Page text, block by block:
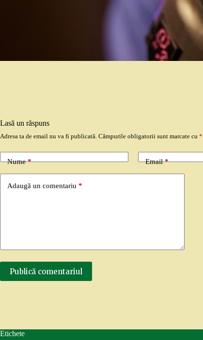
Lasă un răspuns
Adresa ta de email nu va fi publicată. Câmpurile obligatorii sunt marcate cu *
Nume* Email*
Adaugă un comentariu *
Publică comentariul
Etichete